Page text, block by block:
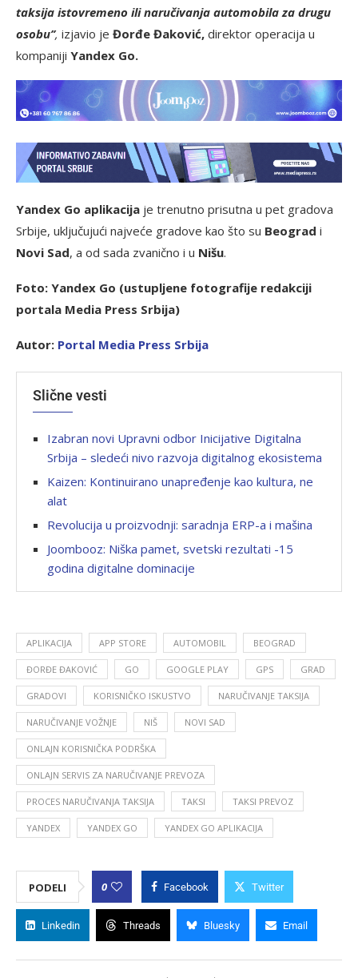
taksija istovremeno ili naručivanja automobila za drugu
osobu’’, izjavio je Đorđe Đaković, direktor operacija u
kompaniji Yandex Go.
Yandex Go aplikacija je trenutno prisutna u pet gradova
Srbije, uključujući najveće gradove kao što su Beograd i
Novi Sad, a od sada zvanično i u Nišu.
Foto: Yandex Go (ustupljene fotografije redakciji
portala Media Press Srbija)
Autor: Portal Media Press Srbija
Slične vesti
Izabran novi Upravni odbor Inicijative Digitalna
Srbija – sledeći nivo razvoja digitalnog ekosistema
Kaizen: Kontinuirano unapređenje kao kultura, ne
alat
Revolucija u proizvodnji: saradnja ERP-a i mašina
Joombooz: Niška pamet, svetski rezultati -15
godina digitalne dominacije
APLIKACIJA APP STORE AUTOMOBIL BEOGRAD
ĐORĐE ĐAKOVIĆ GO GOOGLE PLAY GPS GRAD
GRADOVI KORISNIČKO ISKUSTVO NARUČIVANJE TAKSIJA
NARUČIVANJE VOŽNJE NIŠ NOVI SAD
ONLAJN KORISNIČKA PODRŠKA
ONLAJN SERVIS ZA NARUČIVANJE PREVOZA
PROCES NARUČIVANJA TAKSIJA TAKSI TAKSI PREVOZ
YANDEX YANDEX GO YANDEX GO APLIKACIJA
PODELI 0 Facebook Twitter
Linkedin Threads Bluesky Email